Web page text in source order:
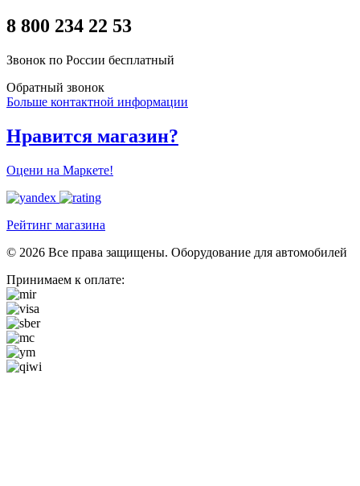
8 800 234 22 53
Звонок по России бесплатный
Обратный звонок
Больше контактной информации
Нравится магазин?
Оцени на Маркете!
Рейтинг магазина
© 2026 Все права защищены. Оборудование для автомобилей
Принимаем к оплате: